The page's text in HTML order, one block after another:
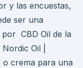
y las encuestas,
ser una
CBD Oil de la
Oil |
crema para una